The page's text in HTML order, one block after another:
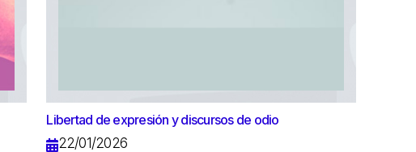
Libertad de expresión y discursos de odio
22/01/2026